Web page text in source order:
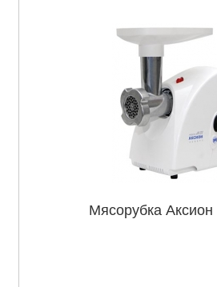
Мясорубка